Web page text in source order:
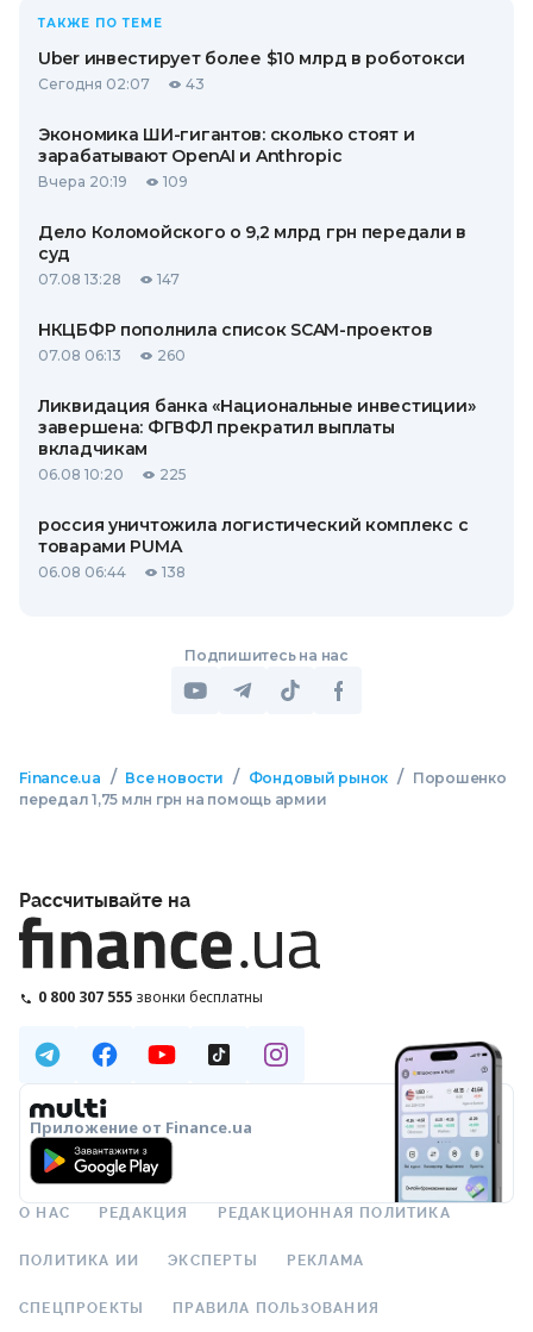
ТАКЖЕ ПО ТЕМЕ
Uber инвестирует более $10 млрд в роботокси
Сегодня 02:07 43
Экономика ШИ-гигантов: сколько стоят и
зарабатывают OpenAI и Anthropic
Вчера 20:19 109
Дело Коломойского о 9,2 млрд грн передали в
суд
07.08 13:28 147
НКЦБФР пополнила список SCAM-проектов
07.08 06:13 260
Ликвидация банка «Национальные инвестиции»
завершена: ФГВФЛ прекратил выплаты
вкладчикам
06.08 10:20 225
россия уничтожила логистический комплекс с
товарами PUMA
06.08 06:44 138
Подпишитесь на нас
Finance.ua / Все новости / Фондовый рынок /
Порошенко
передал 1,75 млн грн на помощь армии
Рассчитывайте на
0 800 307 555 звонки бесплатны
Приложение от Finance.ua
О НАС РЕДАКЦИЯ РЕДАКЦИОННАЯ ПОЛИТИКА
ПОЛИТИКА ИИ ЭКСПЕРТЫ РЕКЛАМА
СПЕЦПРОЕКТЫ ПРАВИЛА ПОЛЬЗОВАНИЯ